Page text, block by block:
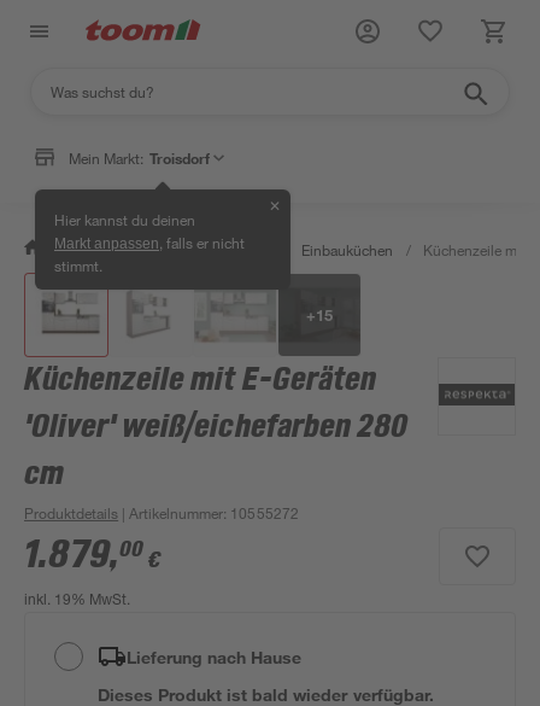
Mein Markt: Troisdorf
Hier kannst du deinen
Markt anpassen , falls er nicht
stimmt.
✕
/ Wohnen & Haushalt / Küche Einbauküchen / Küchenzeile mit
+15
Küchenzeile mit E-Geräten
'Oliver' weiß/eichefarben 280
cm
Produktdetails | Artikelnummer: 10555272
1.879,00 €
inkl. 19% MwSt.
Lieferung nach Hause
Dieses Produkt ist bald wieder verfügbar.